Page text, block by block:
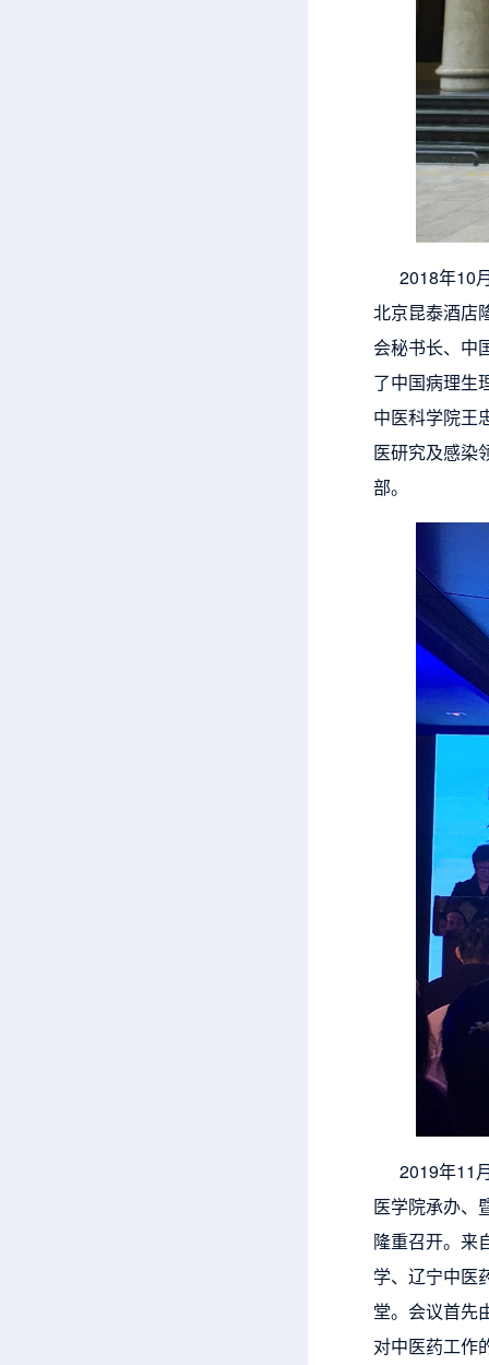
2018年10月
北京昆泰酒店
会秘书长、中
了中国病理生
中医科学院王
医研究及感染
部。
2019年11月
医学院承办、
隆重召开。来
学、辽宁中医
堂。会议首先
对中医药工作